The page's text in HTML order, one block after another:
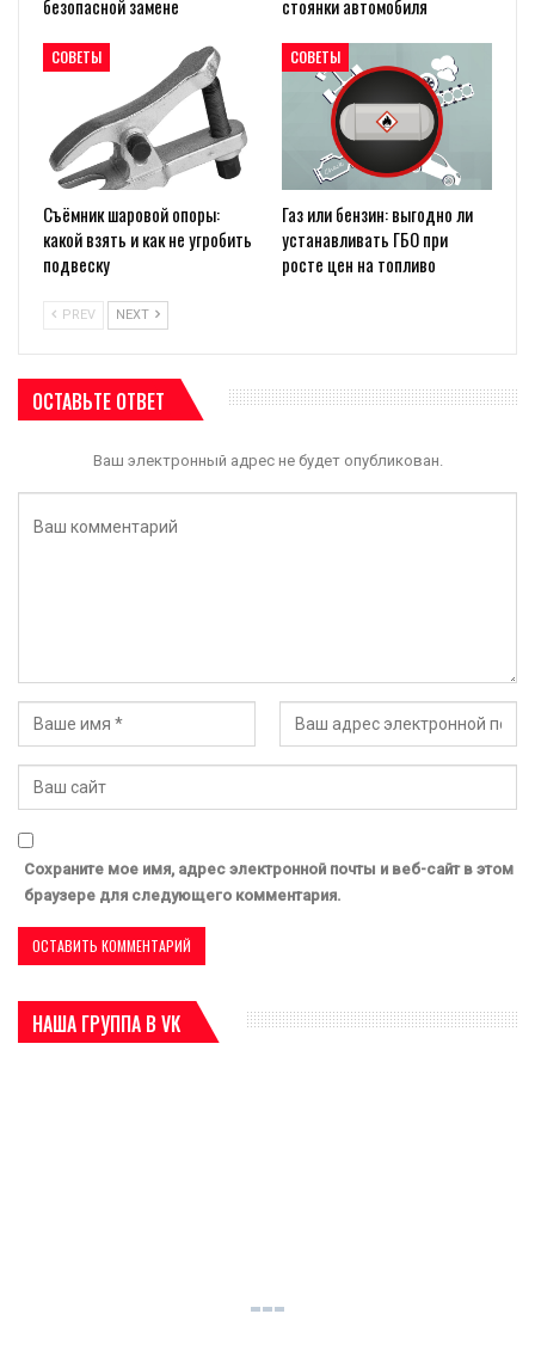
безопасной замене стоянки автомобиля
СОВЕТЫ
Съёмник шаровой опоры:
какой взять и как не угробить
подвеску
СОВЕТЫ
Газ или бензин: выгодно ли
устанавливать ГБО при
росте цен на топливо
PREV NEXT
ОСТАВЬТЕ ОТВЕТ
Ваш электронный адрес не будет опубликован.
Сохраните мое имя, адрес электронной почты и веб-сайт в этом
браузере для следующего комментария.
НАША ГРУППА В VK